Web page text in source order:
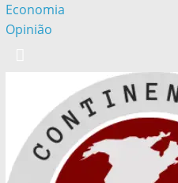
Economia
Opinião